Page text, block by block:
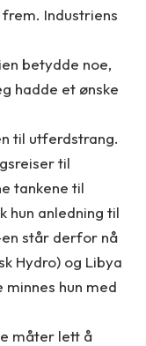
Industriens
betydde noe,
hadde et ønske
til utferdstrang.
til
tankene til
hun anledning til
en står derfor nå
Hydro) og Libya
hun med
måter lett å